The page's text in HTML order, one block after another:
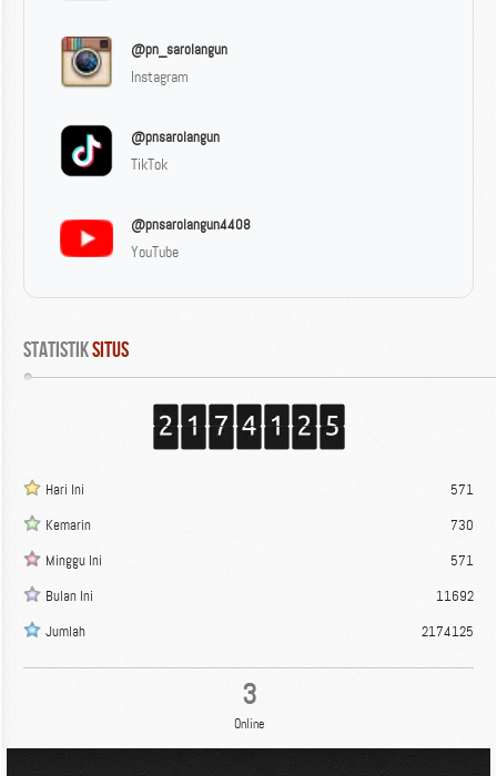
@pn_sarolangun
Instagram
@pnsarolangun
TikTok
@pnsarolangun4408
YouTube
Statistik Situs
Hari Ini
571
Kemarin
730
Minggu Ini
571
Bulan Ini
11692
Jumlah
2174125
3
Online